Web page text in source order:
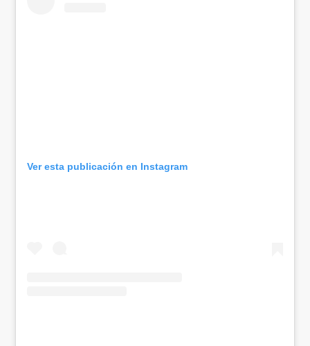
Ver esta publicación en Instagram